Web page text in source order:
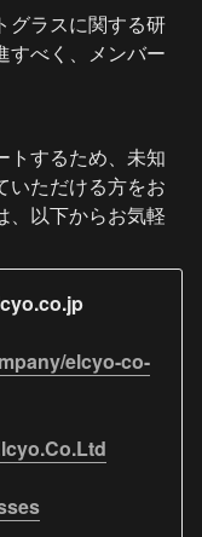
グラスに関する研
すべく、メンバー
トするため、未知
いただける方をお
、以下からお気軽
elcyo-co-